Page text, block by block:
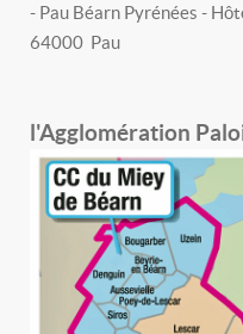
- Pau Béarn Pyrénées -
64000 Pau
l'Agglomération